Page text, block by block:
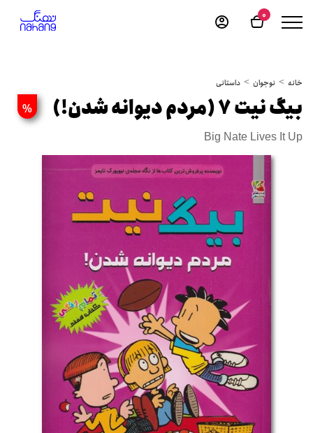
0
خانه نوجوان داستانی
% بیگ نیت 7 (مردم دیوانه شدن!)
Big Nate Lives It Up